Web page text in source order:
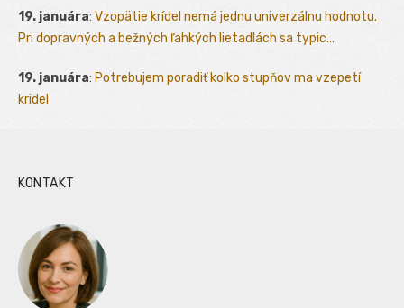
19. januára: Vzopätie krídel nemá jednu univerzálnu hodnotu.
Pri dopravných a bežných ľahkých lietadlách sa typic...
19. januára: Potrebujem poradiť kolko stupňov ma vzepetí
kridel
KONTAKT